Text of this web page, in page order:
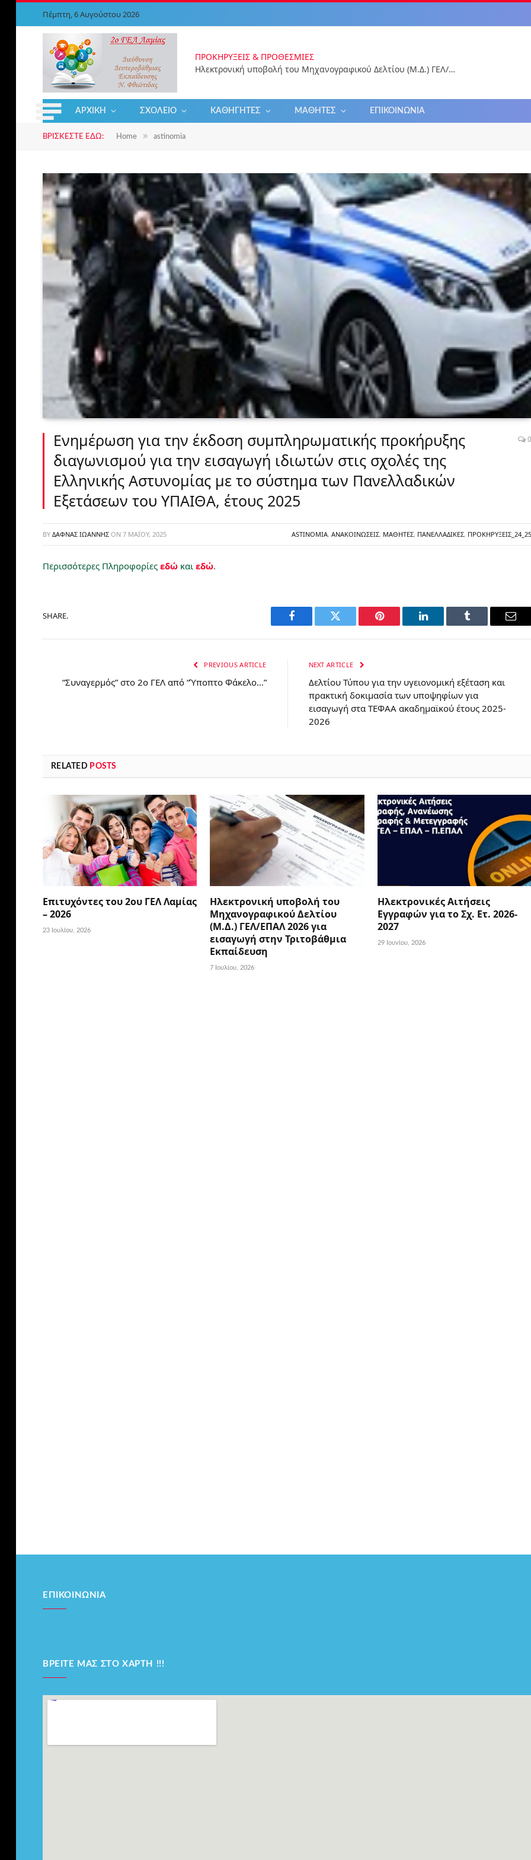
Πέμπτη, 6 Αυγούστου 2026
ΠΡΟΚΗΡΎΞΕΙΣ & ΠΡΟΘΕΣΜΊΕΣ
Ηλεκτρονική υποβολή του Μηχανογραφικού Δελτίου (Μ.Δ.) ΓΕΛ/ΕΠΑΛ 2026 για εισαγωγή στην Τριτοβάθμια Εκπαίδευση
ΑΡΧΙΚΉ ΣΧΟΛΕΊΟ ΚΑΘΗΓΗΤΈΣ ΜΑΘΗΤΈΣ ΕΠΙΚΟΙΝΩΝΊΑ
ΒΡΊΣΚΕΣΤΕ ΕΔΏ: Home » astinomia
Ενημέρωση για την έκδοση συμπληρωματικής προκήρυξης
διαγωνισμού για την εισαγωγή ιδιωτών στις σχολές της
Ελληνικής Αστυνομίας με το σύστημα των Πανελλαδικών
Εξετάσεων του ΥΠΑΙΘΑ, έτους 2025
0
BY ΔΑΦΝΆΣ ΙΩΆΝΝΗΣ ON 7 ΜΑΪ́ΟΥ, 2025 ASTINOMIA, ΑΝΑΚΟΙΝΏΣΕΙΣ, ΜΑΘΗΤΈΣ, ΠΑΝΕΛΛΑΔΙΚΈΣ, ΠΡΟΚΗΡΎΞΕΙΣ_24_25
Περισσότερες Πληροφορίες εδώ και εδώ.
SHARE.
Facebook Twitter Pinterest LinkedIn Tumblr
PREVIOUS ARTICLE
“Συναγερμός” στο 2ο ΓΕΛ από “Ύποπτο Φάκελο…”
NEXT ARTICLE
Δελτίου Τύπου για την υγειονομική εξέταση και
πρακτική δοκιμασία των υποψηφίων για
εισαγωγή στα ΤΕΦΑΑ ακαδημαϊκού έτους 2025-
2026
RELATED POSTS
Επιτυχόντες του 2ου ΓΕΛ Λαμίας
– 2026
23 Ιουλίου, 2026
Ηλεκτρονική υποβολή του
Μηχανογραφικού Δελτίου
(Μ.Δ.) ΓΕΛ/ΕΠΑΛ 2026 για
εισαγωγή στην Τριτοβάθμια
Εκπαίδευση
7 Ιουλίου, 2026
Ηλεκτρονικές Αιτήσεις
Εγγραφών για το Σχ. Ετ. 2026-
2027
29 Ιουνίου, 2026
ΕΠΙΚΟΙΝΩΝΊΑ
ΒΡΕΊΤΕ ΜΑΣ ΣΤΟ ΧΆΡΤΗ !!!